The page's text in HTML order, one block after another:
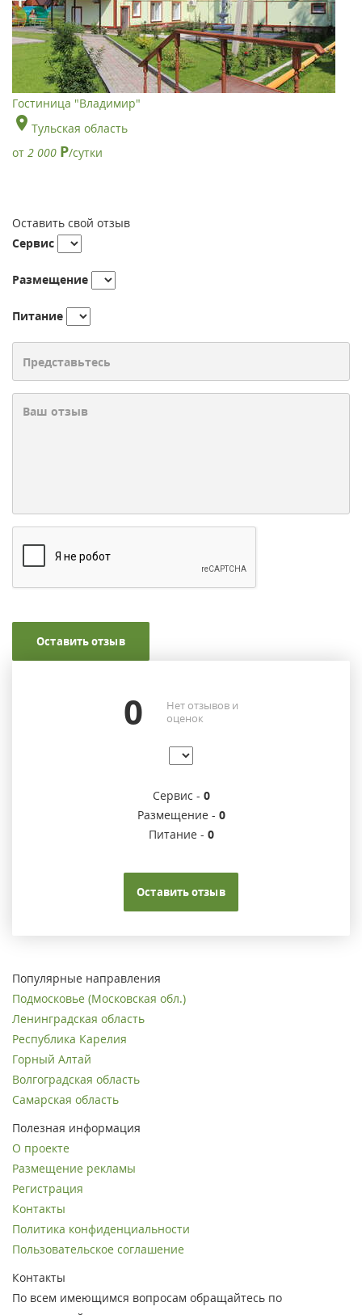
Гостиница "Владимир"
Тульская область
от 2 000 Р/сутки
Оставить свой отзыв
Сервис
Размещение
Питание
Оставить отзыв
0
Нет отзывов и
оценок
Сервис - 0
Размещение - 0
Питание - 0
Оставить отзыв
Популярные направления
Подмосковье (Московская обл.)
Ленинградская область
Республика Карелия
Горный Алтай
Волгоградская область
Самарская область
Полезная информация
О проекте
Размещение рекламы
Регистрация
Контакты
Политика конфиденциальности
Пользовательское соглашение
Контакты
По всем имеющимся вопросам обращайтесь по